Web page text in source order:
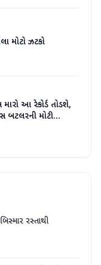
મોટો ઝટકો
આ રેકોર્ડ તોડશે,
બટલરની મોટી
રસ્તાથી